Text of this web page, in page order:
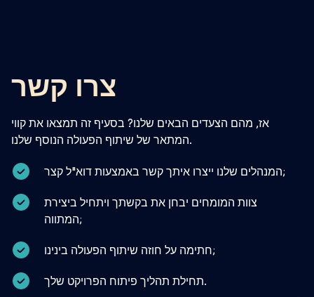
צרו קשר
אז, מהם הצעדים הבאים שלנו? בסעיף זה תמצאו את קווי
המתאר של שיתוף הפעולה הנוסף שלנו.
המנהלים שלנו ייצרו איתך קשר באמצעות דוא"ל קצר;
צוות המומחים יבחן את בקשתך ויתחיל ביצירת
המתווה;
חתימה על חוזה שיתוף הפעולה בינינו;
תחילת תהליך פיתוח הפרויקט שלך.